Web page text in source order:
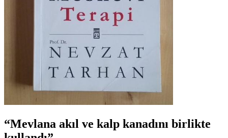
“Mevlana akıl ve kalp kanadını birlikte